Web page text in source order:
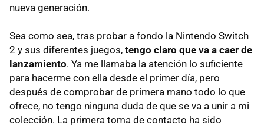
nueva generación.
Sea como sea, tras probar a fondo la Nintendo Switch
2 y sus diferentes juegos, tengo claro que va a caer de
lanzamiento. Ya me llamaba la atención lo suficiente
para hacerme con ella desde el primer día, pero
después de comprobar de primera mano todo lo que
ofrece, no tengo ninguna duda de que se va a unir a mi
colección. La primera toma de contacto ha sido